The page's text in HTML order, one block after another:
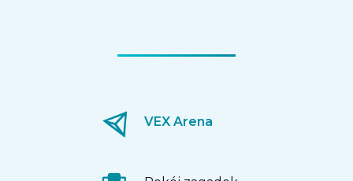
VEX Arena